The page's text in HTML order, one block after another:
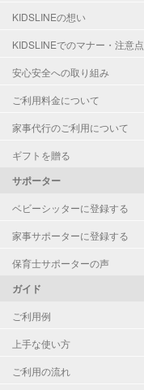
KIDSLINEの想い
KIDSLINEでのマナー・注意点
安心安全への取り組み
ご利用料金について
家事代行のご利用について
ギフトを贈る
サポーター
ベビーシッターに登録する
家事サポーターに登録する
保育士サポーターの声
ガイド
ご利用例
上手な使い方
ご利用の流れ